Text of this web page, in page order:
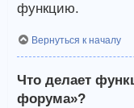
функцию.
Вернуться к началу
Что делает
форума»?